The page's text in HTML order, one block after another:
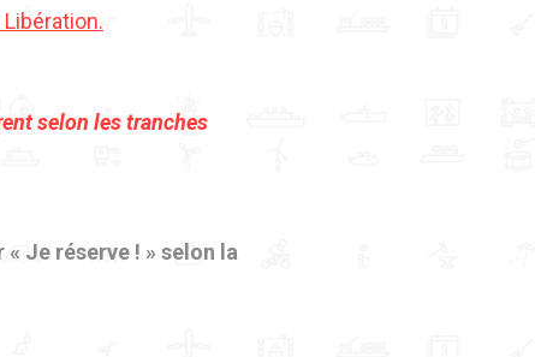
selon les tranches
Je réserve ! » selon la